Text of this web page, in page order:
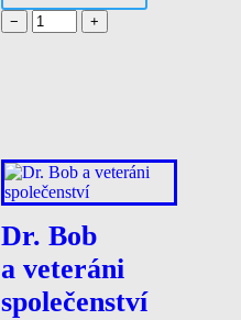
− +
Dr. Bob
a veteráni
společenství